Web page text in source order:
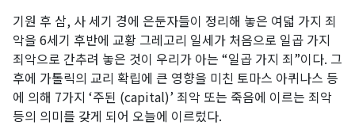
기원 후 삼, 사 세기 경에 은둔자들이 정리해 놓은 여덟 가지 죄
악을 6세기 후반에 교황 그레고리 일세가 처음으로 일곱 가지
죄악으로 간추려 놓은 것이 우리가 아는 “일곱 가지 죄”이다. 그
후에 가톨릭의 교리 확립에 큰 영향을 미친 토마스 아퀴나스 등
에 의해 7가지 ‘주된 (capital)’ 죄악 또는 죽음에 이르는 죄악
등의 의미를 갖게 되어 오늘에 이르렀다.